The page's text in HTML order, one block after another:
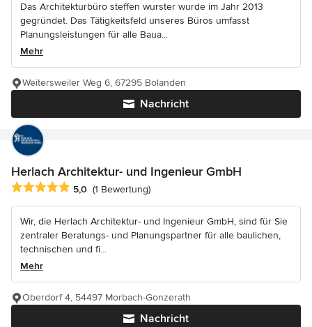
Das Architekturbüro steffen wurster wurde im Jahr 2013
gegründet. Das Tätigkeitsfeld unseres Büros umfasst
Planungsleistungen für alle Baua...
Mehr
Nachricht
Weitersweiler Weg 6, 67295 Bolanden
Herlach Architektur- und Ingenieur GmbH
Durchschnittliche Bewertung: 5 von 5 Sternen
5,0 (1 Bewertung)
Wir, die Herlach Architektur- und Ingenieur GmbH, sind für Sie
zentraler Beratungs- und Planungspartner für alle baulichen,
technischen und fi...
Mehr
Nachricht
Oberdorf 4, 54497 Morbach-Gonzerath